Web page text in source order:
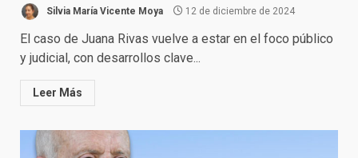
Silvia María Vicente Moya 12 de diciembre de 2024
El caso de Juana Rivas vuelve a estar en el foco público
y judicial, con desarrollos clave...
Leer Más